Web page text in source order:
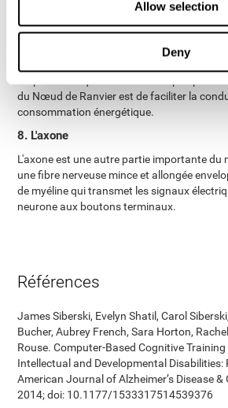
Allow selection
Deny
7. Le Nœud de Ranvier
Le Nœud de Ranvier est un amincissement
entourant un axone dans le système
du Nœud de Ranvier est de faciliter la
consommation énergétique.
8. L'axone
L'axone est une autre partie importante du
une fibre nerveuse mince et allongée
de myéline qui transmet les signaux
neurone aux boutons terminaux.
Références
James Siberski, Evelyn Shatil, Carol
Bucher, Aubrey French, Sara Horton,
Rouse. Computer-Based Cognitive
Intellectual and Developmental Disabilities:
American Journal of Alzheimer’s Disease
2014; doi: 10.1177/1533317514539376